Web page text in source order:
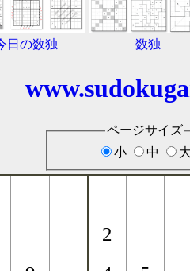
日の数独 数独
ページサイズ
小
中